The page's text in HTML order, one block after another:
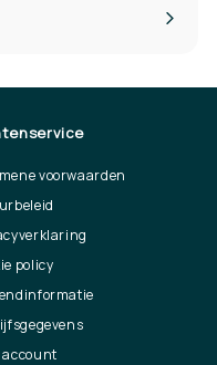
voorwaarden
policy